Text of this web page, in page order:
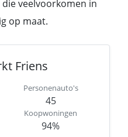
veelvoorkomen in
op maat.
Friens
Personenauto's
45
Koopwoningen
94%